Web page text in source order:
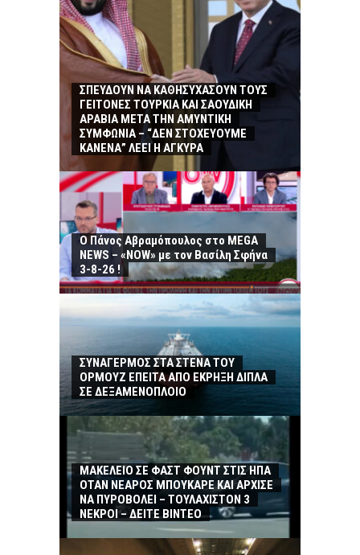
ΣΠΕΥΔΟΥΝ ΝΑ ΚΑΘΗΣΥΧΑΣΟΥΝ ΤΟΥΣ
ΓΕΙΤΟΝΕΣ ΤΟΥΡΚΙΑ ΚΑΙ ΣΑΟΥΔΙΚΗ
ΑΡΑΒΙΑ ΜΕΤΑ ΤΗΝ ΑΜΥΝΤΙΚΗ
ΣΥΜΦΩΝΙΑ – “ΔΕΝ ΣΤΟΧΕΥΟΥΜΕ
ΚΑΝΕΝΑ” ΛΕΕΙ Η ΑΓΚΥΡΑ
Ο Πάνος Αβραμόπουλος στο MEGA
NEWS – «NOW» με τον Βασίλη Σφήνα
3-8-26 !
ΣΥΝΑΓΕΡΜΟΣ ΣΤΑ ΣΤΕΝΑ ΤΟΥ
ΟΡΜΟΥΖ ΕΠΕΙΤΑ ΑΠΟ ΕΚΡΗΞΗ ΔΙΠΛΑ
ΣΕ ΔΕΞΑΜΕΝΟΠΛΟΙΟ
ΜΑΚΕΛΕΙΟ ΣΕ ΦΑΣΤ ΦΟΥΝΤ ΣΤΙΣ ΗΠΑ
ΟΤΑΝ ΝΕΑΡΟΣ ΜΠΟΥΚΑΡΕ ΚΑΙ ΑΡΧΙΣΕ
ΝΑ ΠΥΡΟΒΟΛΕΙ – ΤΟΥΛΑΧΙΣΤΟΝ 3
ΝΕΚΡΟΙ – ΔΕΙΤΕ ΒΙΝΤΕΟ